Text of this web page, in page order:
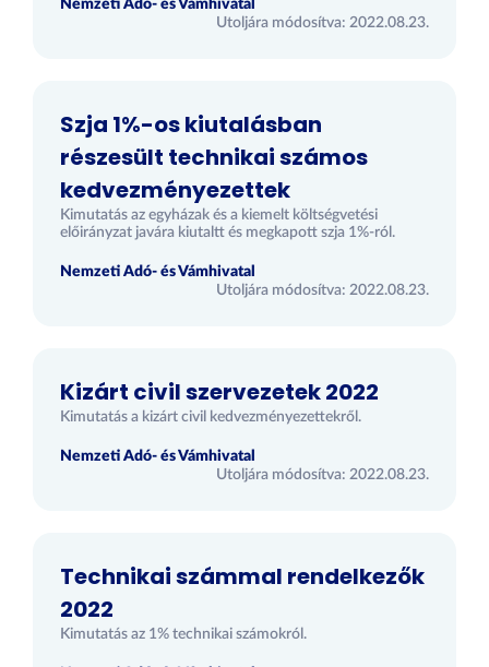
Nemzeti Adó- és Vámhivatal
Utoljára módosítva: 2022.08.23.
Szja 1%-os kiutalásban
részesült technikai számos
kedvezményezettek
Kimutatás az egyházak és a kiemelt költségvetési
előirányzat javára kiutaltt és megkapott szja 1%-ról.
Nemzeti Adó- és Vámhivatal
Utoljára módosítva: 2022.08.23.
Kizárt civil szervezetek 2022
Kimutatás a kizárt civil kedvezményezettekről.
Nemzeti Adó- és Vámhivatal
Utoljára módosítva: 2022.08.23.
Technikai számmal rendelkezők
2022
Kimutatás az 1% technikai számokról.